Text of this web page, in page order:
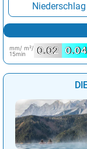
Niederschlag
mm/ m²/
15min
0.02 0.04